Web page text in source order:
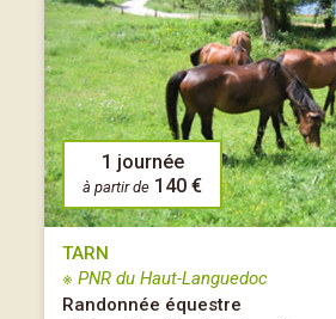
1 journée
à partir de 140 €
TARN
※ PNR du Haut-Languedoc
Randonnée équestre